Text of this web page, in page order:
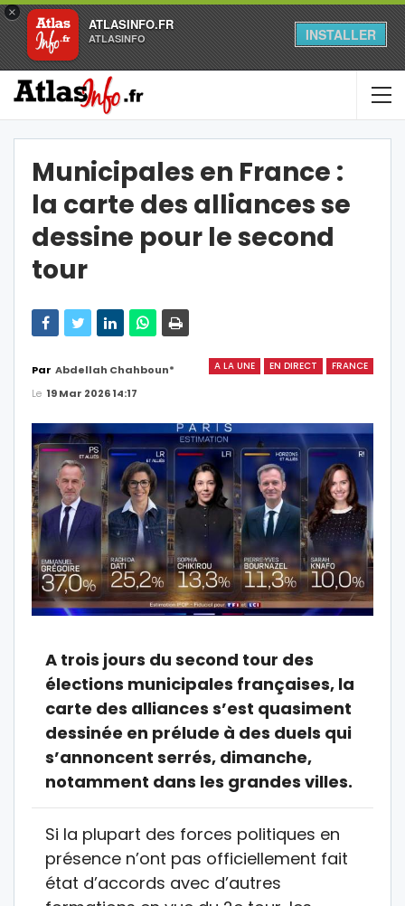
×
ATLASINFO.FR
ATLASINFO INSTALLER
Municipales en France :
la carte des alliances se
dessine pour le second
tour
A LA UNE EN DIRECT FRANCE
Par Abdellah Chahboun*
Le 19 Mar 2026 14:17
A trois jours du second tour des
élections municipales françaises, la
carte des alliances s’est quasiment
dessinée en prélude à des duels qui
s’annoncent serrés, dimanche,
notamment dans les grandes villes.
Si la plupart des forces politiques en
présence n’ont pas officiellement fait
état d’accords avec d’autres